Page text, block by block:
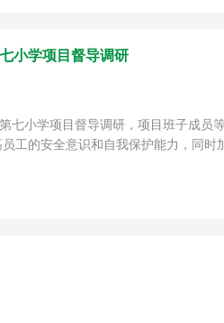
小学项目督导调研
小学项目督导调研，项目班子成
工的安全意识和自我保护能力，同时